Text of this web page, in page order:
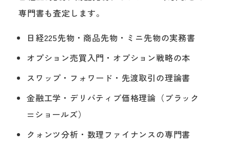
専門書も査定します。
日経225先物・商品先物・ミニ先物の実務書
オプション売買入門・オプション戦略の本
スワップ・フォワード・先渡取引の理論書
金融工学・デリバティブ価格理論（ブラック
=ショールズ）
クォンツ分析・数理ファイナンスの専門書